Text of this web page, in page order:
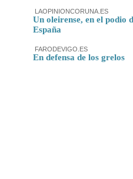
LAOPINIONCORUNA.ES
Un oleirense, en el podio
España
FARODEVIGO.ES
En defensa de los grelos